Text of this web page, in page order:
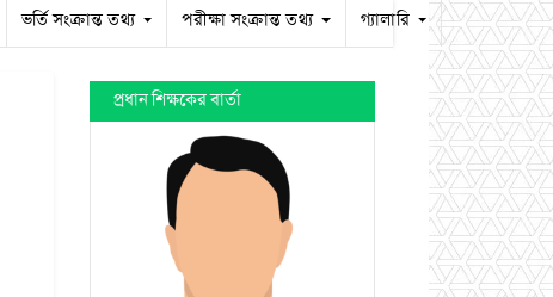
ভর্তি সংক্রান্ত তথ্য পরীক্ষা সংক্রান্ত তথ্য গ্যালারি
প্রধান শিক্ষকের বার্তা